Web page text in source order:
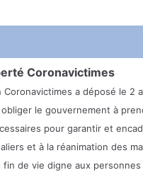
Coronavictimes
Coronavictimes a déposé le 2
le gouvernement à
pour garantir et
et à la réanimation des
fin de vie digne aux